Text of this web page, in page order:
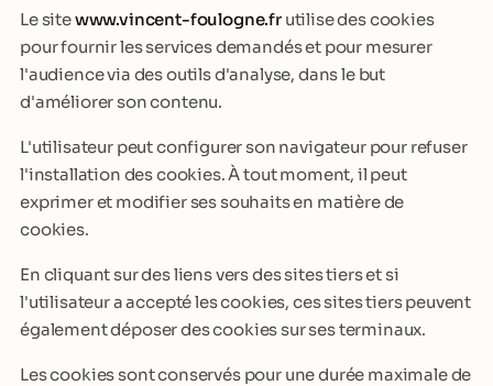
Le sitewww.vincent-foulogne.frutilise des cookies
pour fournir les services demandés et pour mesurer
l'audience via des outils d'analyse, dans le but
d'améliorer son contenu.
L'utilisateur peut configurer son navigateur pour refuser
l'installation des cookies. À tout moment, il peut
exprimer et modifier ses souhaits en matière de
cookies.
En cliquant sur des liens vers des sites tiers et si
l'utilisateur a accepté les cookies, ces sites tiers peuvent
également déposer des cookies sur ses terminaux.
Les cookies sont conservés pour une durée maximale de